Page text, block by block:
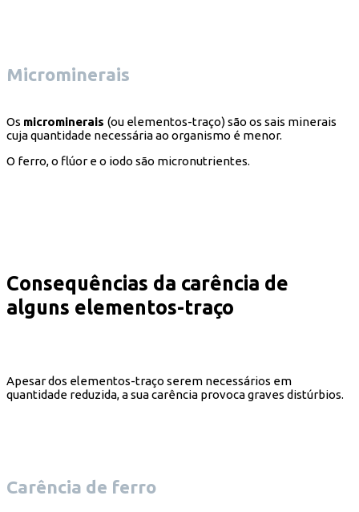
Microminerais
Os microminerais (ou elementos-traço) são os sais minerais
cuja quantidade necessária ao organismo é menor.
O ferro, o flúor e o iodo são micronutrientes.
Consequências da carência de
alguns elementos-traço
Apesar dos elementos-traço serem necessários em
quantidade reduzida, a sua carência provoca graves distúrbios.
Carência de ferro